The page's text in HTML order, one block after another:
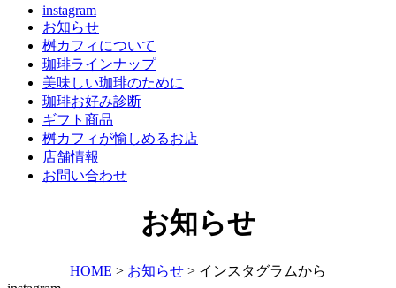
instagram
お知らせ
桝カフィについて
珈琲ラインナップ
美味しい珈琲のために
珈琲お好み診断
ギフト商品
桝カフィが愉しめるお店
店舗情報
お問い合わせ
お知らせ
HOME > お知らせ > インスタグラムから